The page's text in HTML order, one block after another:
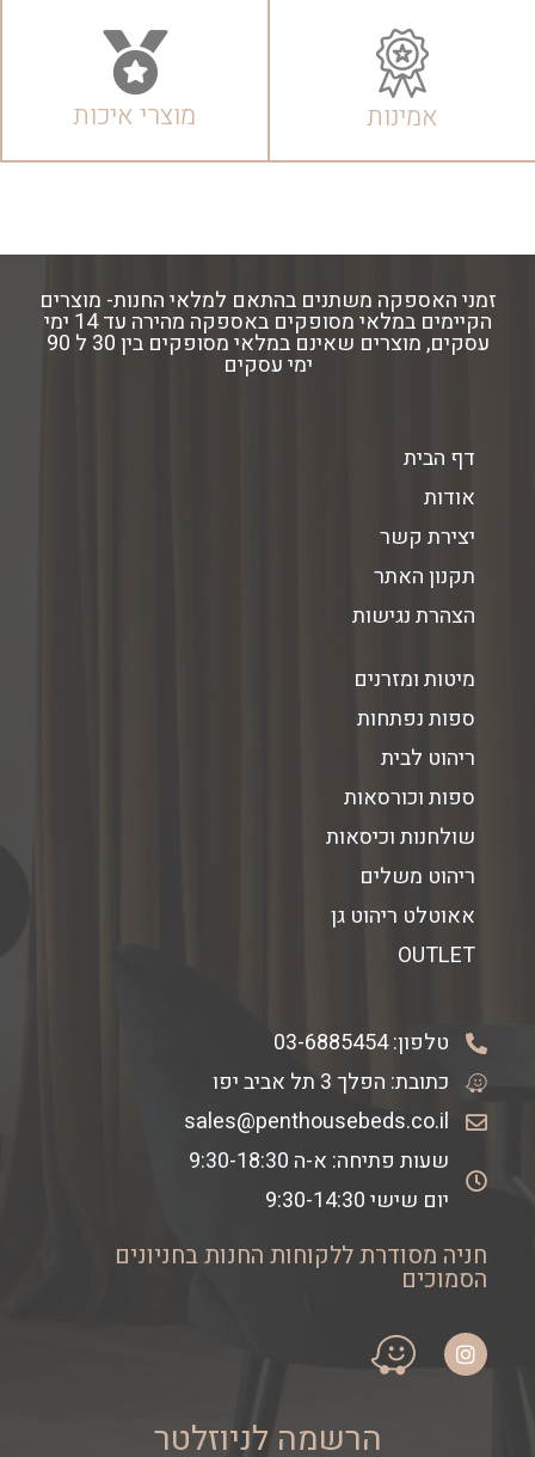
אמינות מוצרי איכות
זמני האספקה משתנים בהתאם למלאי החנות- מוצרים
הקיימים במלאי מסופקים באספקה מהירה עד 14 ימי
עסקים, מוצרים שאינם במלאי מסופקים בין 30 ל 90
ימי עסקים
דף הבית
אודות
יצירת קשר
תקנון האתר
הצהרת נגישות
מיטות ומזרנים
ספות נפתחות
ריהוט לבית
ספות וכורסאות
שולחנות וכיסאות
ריהוט משלים
אאוטלט ריהוט גן
OUTLET
טלפון:03-6885454
כתובת: הפלך 3 תל אביב יפו
sales@penthousebeds.co.il
שעות פתיחה: א-ה 9:30-18:30
יום שישי 9:30-14:30
חניה מסודרת ללקוחות החנות בחניונים
הסמוכים
הרשמה לניוזלטר